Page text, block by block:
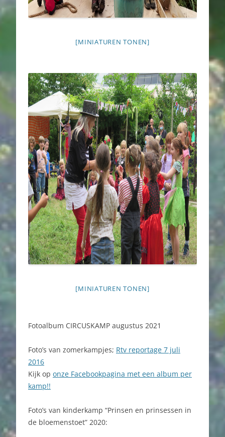
[MINIATUREN TONEN]
[MINIATUREN TONEN]
Fotoalbum CIRCUSKAMP augustus 2021
Foto’s van zomerkampjes; Rtv reportage 7 juli
2016
Kijk op onze Facebookpagina met een album per
kamp!!
Foto’s van kinderkamp “Prinsen en prinsessen in
de bloemenstoet” 2020: